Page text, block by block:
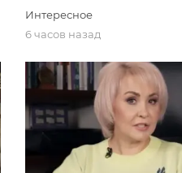
Интересное
6 часов назад